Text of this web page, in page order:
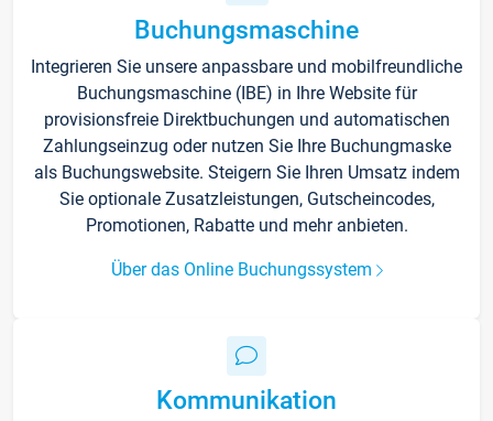
Buchungsmaschine
Integrieren Sie unsere anpassbare und mobilfreundliche
Buchungsmaschine (IBE) in Ihre Website für
provisionsfreie Direktbuchungen und automatischen
Zahlungseinzug oder nutzen Sie Ihre Buchungmaske
als Buchungswebsite. Steigern Sie Ihren Umsatz indem
Sie optionale Zusatzleistungen, Gutscheincodes,
Promotionen, Rabatte und mehr anbieten.
Über das Online Buchungssystem
Kommunikation